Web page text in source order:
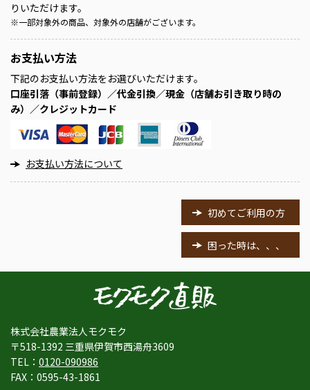
りいただけます。
※一部対象外の商品、対象外の店舗がございます。
お支払い方法
下記のお支払い方法をお選びいただけます。
口座引落（事前登録）／代金引換／現金（店舗お引き取り時の
み）／クレジットカード
お支払い方法について
初めてご利用の方
困った時は、、、
株式会社農業法人モクモク
〒518-1392 三重県伊賀市西湯舟3609
TEL： 0120-090986
FAX：0595-43-1861